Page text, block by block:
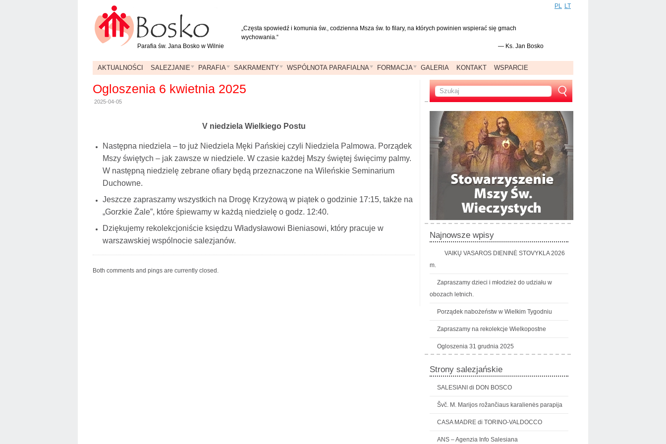
LT
PL
„Częsta spowiedź i komunia św., codzienna Msza św. to filary, na których powinien wspierać się gmach
wychowania.“
— Ks. Jan Bosko
Parafia św. Jana Bosko w Wilnie
AKTUALNOŚCI SALEZJANIE PARAFIA SAKRAMENTY WSPÓLNOTA PARAFIALNA FORMACJA GALERIA KONTAKT WSPARCIE
Ogloszenia 6 kwietnia 2025
2025-04-05
V niedziela Wielkiego Postu
Następna niedziela – to już Niedziela Męki Pańskiej czyli Niedziela Palmowa. Porządek
Mszy świętych – jak zawsze w niedziele. W czasie każdej Mszy świętej święcimy palmy.
W następną niedzielę zebrane ofiary będą przeznaczone na Wileńskie Seminarium
Duchowne.
Jeszcze zapraszamy wszystkich na Drogę Krzyżową w piątek o godzinie 17:15, także na
„Gorzkie Żale”, które śpiewamy w każdą niedzielę o godz. 12:40.
Dziękujemy rekolekcjoniście księdzu Władysławowi Bieniasowi, który pracuje w
warszawskiej wspólnocie salezjanów.
Both comments and pings are currently closed.
Najnowsze wpisy
VAIKŲ VASAROS DIENINĖ STOVYKLA 2026
m.
Zapraszamy dzieci i młodzież do udziału w
obozach letnich.
Porządek nabożeństw w Wielkim Tygodniu
Zapraszamy na rekolekcje Wielkopostne
Ogloszenia 31 grudnia 2025
Strony salezjańskie
SALESIANI di DON BOSCO
Švč. M. Marijos rožančiaus karalienės parapija
CASA MADRE di TORINO-VALDOCCO
ANS – Agenzia Info Salesiana